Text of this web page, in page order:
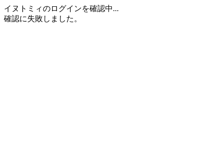
イヌトミィのログインを確認中...
確認に失敗しました。